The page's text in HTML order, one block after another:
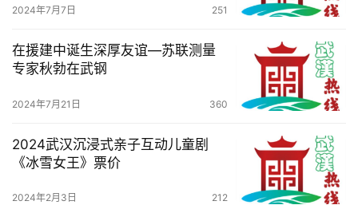
2024年7月7日 251
在援建中诞生深厚友谊—苏联测量
专家秋勃在武钢
2024年7月21日 360
2024武汉沉浸式亲子互动儿童剧
《冰雪女王》票价
2024年2月3日 212